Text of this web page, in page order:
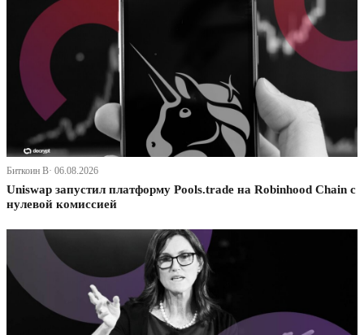
Биткоин В· 06.08.2026
Uniswap запустил платформу Pools.trade на Robinhood Chain с
нулевой комиссией